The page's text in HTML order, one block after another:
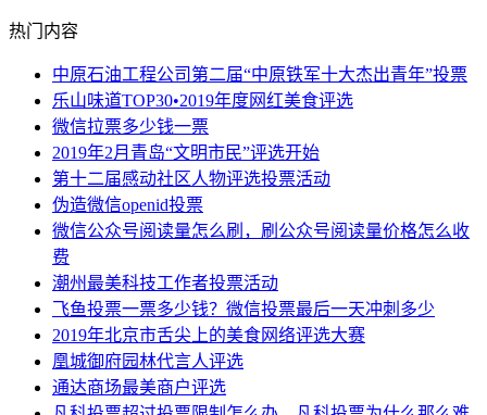
热门内容
中原石油工程公司第二届“中原铁军十大杰出青年”投票
乐山味道TOP30•2019年度网红美食评选
微信拉票多少钱一票
2019年2月青岛“文明市民”评选开始
第十二届感动社区人物评选投票活动
伪造微信openid投票
微信公众号阅读量怎么刷，刷公众号阅读量价格怎么收
费
潮州最美科技工作者投票活动
飞鱼投票一票多少钱？微信投票最后一天冲刺多少
2019年北京市舌尖上的美食网络评选大赛
凰城御府园林代言人评选
通达商场最美商户评选